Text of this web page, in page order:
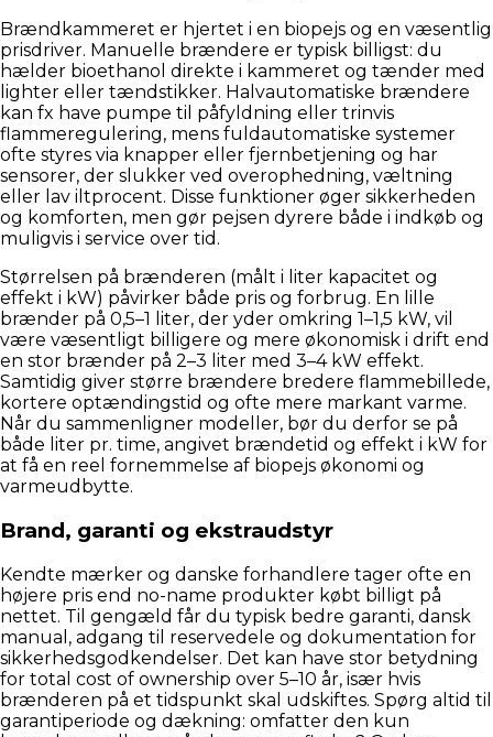
Brændkammeret er hjertet i en biopejs og en væsentlig
prisdriver. Manuelle brændere er typisk billigst: du
hælder bioethanol direkte i kammeret og tænder med
lighter eller tændstikker. Halvautomatiske brændere
kan fx have pumpe til påfyldning eller trinvis
flammeregulering, mens fuldautomatiske systemer
ofte styres via knapper eller fjernbetjening og har
sensorer, der slukker ved overophedning, væltning
eller lav iltprocent. Disse funktioner øger sikkerheden
og komforten, men gør pejsen dyrere både i indkøb og
muligvis i service over tid.
Størrelsen på brænderen (målt i liter kapacitet og
effekt i kW) påvirker både pris og forbrug. En lille
brænder på 0,5–1 liter, der yder omkring 1–1,5 kW, vil
være væsentligt billigere og mere økonomisk i drift end
en stor brænder på 2–3 liter med 3–4 kW effekt.
Samtidig giver større brændere bredere flammebillede,
kortere optændingstid og ofte mere markant varme.
Når du sammenligner modeller, bør du derfor se på
både liter pr. time, angivet brændetid og effekt i kW for
at få en reel fornemmelse af biopejs økonomi og
varmeudbytte.
Brand, garanti og ekstraudstyr
Kendte mærker og danske forhandlere tager ofte en
højere pris end no-name produkter købt billigt på
nettet. Til gengæld får du typisk bedre garanti, dansk
manual, adgang til reservedele og dokumentation for
sikkerhedsgodkendelser. Det kan have stor betydning
for total cost of ownership over 5–10 år, især hvis
brænderen på et tidspunkt skal udskiftes. Spørg altid til
garantiperiode og dækning: omfatter den kun